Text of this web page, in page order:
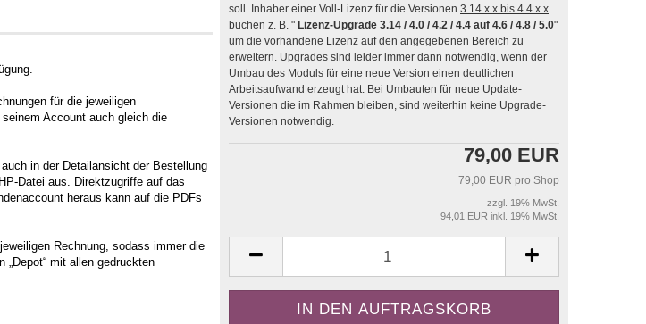
soll. Inhaber einer Voll-Lizenz für die Versionen 3.14.x.x bis 4.4.x.x
buchen z. B. " Lizenz-Upgrade 3.14 / 4.0 / 4.2 / 4.4 auf 4.6 / 4.8 / 5.0"
um die vorhandene Lizenz auf den angegebenen Bereich zu
erweitern. Upgrades sind leider immer dann notwendig, wenn der
Umbau des Moduls für eine neue Version einen deutlichen
Arbeitsaufwand erzeugt hat. Bei Umbauten für neue Update-
Versionen die im Rahmen bleiben, sind weiterhin keine Upgrade-
Versionen notwendig.
79,00 EUR
79,00 EUR pro Shop
zzgl. 19% MwSt.
94,01 EUR inkl. 19% MwSt.
für die jeweiligen
Account auch gleich die
in der Detailansicht der Bestellung
Datei aus. Direktzugriffe auf das
heraus kann auf die PDFs
Rechnung, sodass immer die
mit allen gedruckten